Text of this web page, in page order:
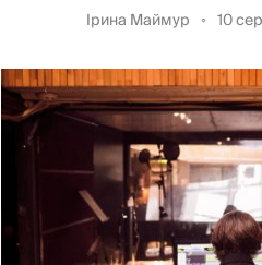
Ірина Маймур 10